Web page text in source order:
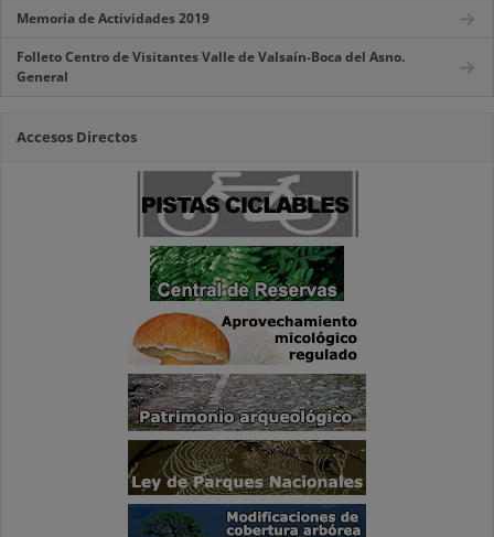
Memoria de Actividades 2019
Folleto Centro de Visitantes Valle de Valsaín-Boca del Asno.
General
Accesos Directos